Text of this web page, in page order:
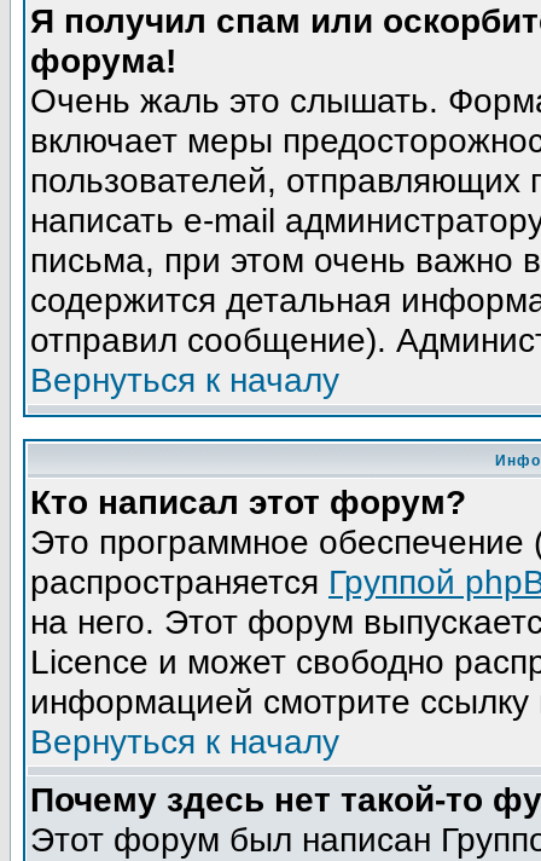
Я получил спам или
форума!
Очень жаль это слышать.
включает меры
пользователей,
написать e-mail
письма, при этом очень важно
содержится детальная
отправил сообщение).
Вернуться к началу
Кто написал этот форум?
Это программное
распространяется Группой
на него. Этот форум
Licence и может свободно
информацией смотрите ссылку
Вернуться к началу
Почему здесь нет такой-то
Этот форум был написан